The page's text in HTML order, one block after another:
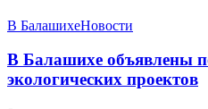
В БалашихеНовости
В Балашихе объявлены
экологических проектов